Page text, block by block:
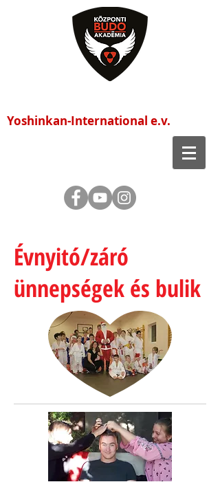
Yoshinkan-International e.v.
Évnyitó/záró
ünnepségek és bulik